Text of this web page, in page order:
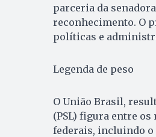
parceria da
reconhecimento. O
políticas e
Legenda de peso
O União Brasil,
(PSL) figura entre
federais, incluindo o